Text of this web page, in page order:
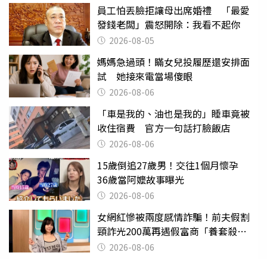
員工怕丟臉拒讓母出席婚禮 「最愛
發錢老闆」震怒開除：我看不起你
2026-08-05
媽媽急過頭！瞞女兒投履歷還安排面
試 她接來電當場傻眼
2026-08-06
「車是我的、油也是我的」睡車竟被
收住宿費 官方一句話打臉飯店
2026-08-06
15歲倒追27歲男！交往1個月懷孕
36歲當阿嬤故事曝光
2026-08-06
女網紅慘被兩度感情詐騙！前夫假割
頸詐光200萬再遇假富商「養套殺
2000萬」
2026-08-06